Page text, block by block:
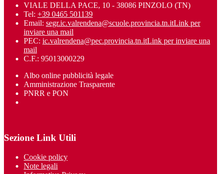
VIALE DELLA PACE, 10 - 38086 PINZOLO (TN)
Tel: +39 0465 501139
Email: segr.ic.valrendena@scuole.provincia.tn.itLink per
inviare una mail
PEC: ic.valrendena@pec.provincia.tn.itLink per inviare una
mail
C.F.: 95013000229
Albo online pubblicità legale
Amministrazione Trasparente
PNRR e PON
Sezione Link Utili
Cookie policy
Note legali